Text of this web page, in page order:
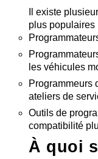
Il existe
plus populaires
les véhicules
Programmeurs
ateliers de
Outils de
compatibilité
À quoi